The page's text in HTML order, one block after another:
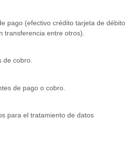
pago (efectivo crédito tarjeta de débito
transferencia entre otros).
de cobro.
de pago o cobro.
para el tratamiento de datos